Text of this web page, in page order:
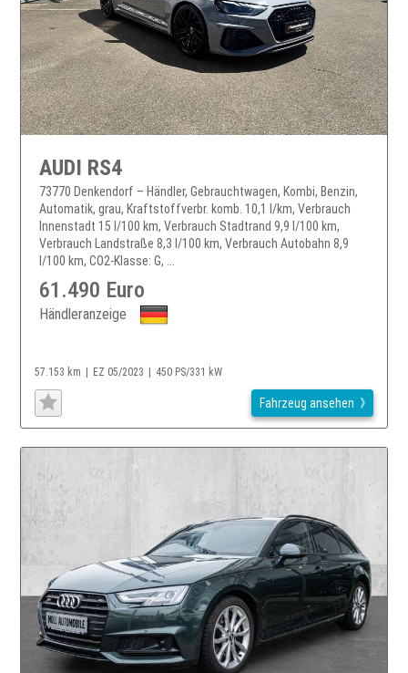
AUDI RS4
73770 Denkendorf – Händler, Gebrauchtwagen, Kombi, Benzin,
Automatik, grau, Kraftstoffverbr. komb. 10,1 l/km, Verbrauch
Innenstadt 15 l/100 km, Verbrauch Stadtrand 9,9 l/100 km,
Verbrauch Landstraße 8,3 l/100 km, Verbrauch Autobahn 8,9
l/100 km, CO2-Klasse: G, ...
61.490 Euro
Händleranzeige
57.153 km EZ 05/2023 450 PS/331 kW
Fahrzeug ansehen